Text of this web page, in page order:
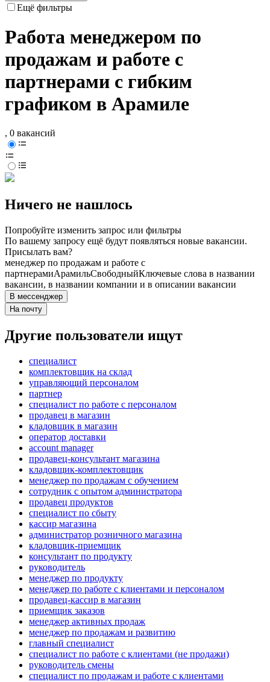
Ещё фильтры
Работа менеджером по
продажам и работе с
партнерами с гибким
графиком в Арамиле
, 0 вакансий
Ничего не нашлось
Попробуйте изменить запрос или фильтры
По вашему запросу ещё будут появляться новые вакансии.
Присылать вам?
менеджер по продажам и работе с
партнерамиАрамильСвободныйКлючевые слова в названии
вакансии, в названии компании и в описании вакансии
В мессенджер
На почту
Другие пользователи ищут
специалист
комплектовщик на склад
управляющий персоналом
партнер
специалист по работе с персоналом
продавец в магазин
кладовщик в магазин
оператор доставки
account manager
продавец-консультант магазина
кладовщик-комплектовщик
менеджер по продажам с обучением
сотрудник с опытом администратора
продавец продуктов
специалист по сбыту
кассир магазина
администратор розничного магазина
кладовщик-приемщик
консультант по продукту
руководитель
менеджер по продукту
менеджер по работе с клиентами и персоналом
продавец-кассир в магазин
приемщик заказов
менеджер активных продаж
менеджер по продажам и развитию
главный специалист
специалист по работе с клиентами (не продажи)
руководитель смены
специалист по продажам и работе с клиентами